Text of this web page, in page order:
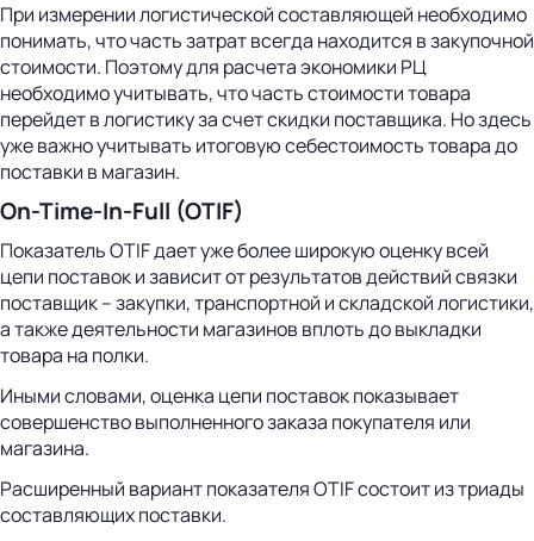
При измерении логистической составляющей необходимо
понимать, что часть затрат всегда находится в закупочной
стоимости. Поэтому для расчета экономики РЦ
необходимо учитывать, что часть стоимости товара
перейдет в логистику за счет скидки поставщика. Но здесь
уже важно учитывать итоговую себестоимость товара до
поставки в магазин.
On-Time-In-Full (OTIF)
Показатель OTIF дает уже более широкую оценку всей
цепи поставок и зависит от результатов действий связки
поставщик – закупки, транспортной и складской логистики,
а также деятельности магазинов вплоть до выкладки
товара на полки.
Иными словами, оценка цепи поставок показывает
совершенство выполненного заказа покупателя или
магазина.
Расширенный вариант показателя OTIF состоит из триады
составляющих поставки.